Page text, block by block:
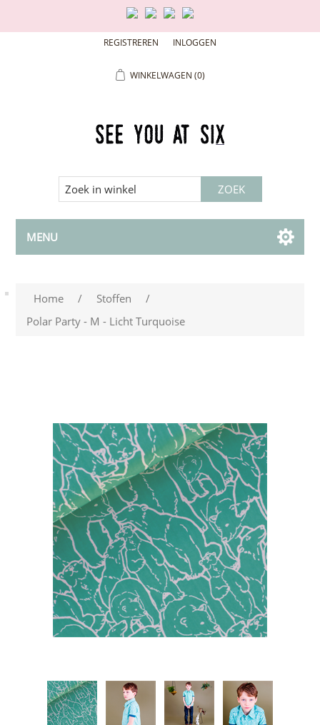
REGISTREREN INLOGGEN
WINKELWAGEN (0)
MENU
Home / Stoffen
/
Polar Party - M - Licht Turquoise